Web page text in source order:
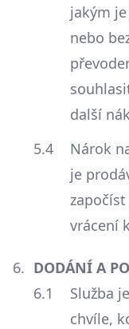
jakým
nebo
další
Nárok
je
vrácení
DODÁNÍ A
Služba
chvíle,